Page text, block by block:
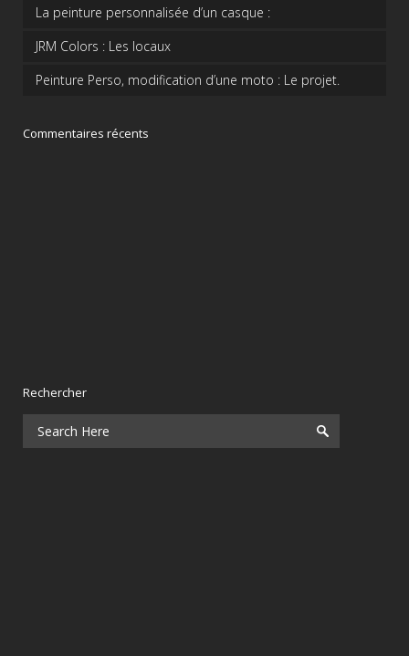
La peinture personnalisée d’un casque :
JRM Colors : Les locaux
Peinture Perso, modification d’une moto : Le projet.
Commentaires récents
Rechercher